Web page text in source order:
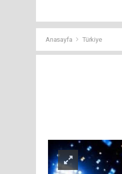
Anasayfa Türkiye